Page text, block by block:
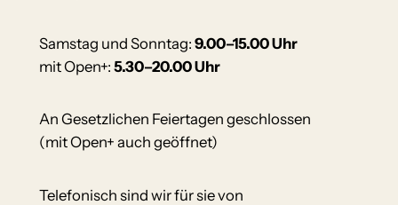
Samstag und Sonntag: 9.00–15.00 Uhr
mit Open+: 5.30–20.00 Uhr
An Gesetzlichen Feiertagen geschlossen
(mit Open+ auch geöffnet)
Telefonisch sind wir für sie von